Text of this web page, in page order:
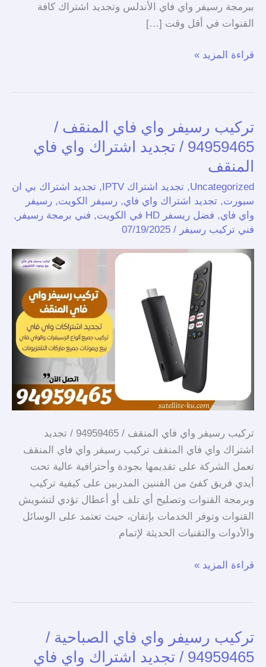
ببرمجة رسيفر واي فاي الأندلس وتجديد اشتراك كافة
القنوات في أقل وقت […]
قراءة المزيد »
تركيب رسيفر واي فاي المنقف /
94959465 / تجديد اشتراك واي فاي
المنقف
Uncategorized
, تجديد اشتراك IPTV , تجديد اشتراك بي ان
سبورت, تجديد اشتراك واي فاي, رسيفر الكويت, رسيفر
واي فاي, فضل ريسفر HD في الكويت , فني برمجة رسيفر ,
فني تركيب رسيفر /
07/19/2025
تركيب رسيفر واي فاي المنقف / 94959465 / تجديد
اشتراك واي فاي المنقف تركيب رسيفر واي فاي المنقف
تعمل الشركة على تقديمها بجودة وأحترافية عالية تحت
أيدي فريق كفئ من الفننين المدربين على كيفية تركيب
وبرمجة القنوات وتصليح أي تلف أو أعطال تؤدي لتشويش
القنوات وتوفر الخدمات بإتقان، حيث تعتمد على الوسائل
والأدوات والتقنيات الحديثة لإتمام
تركيب
رسيفر
واي
فاي
المنقف /
94959465
/
اشتراك
قراءة المزيد »
تركيب رسيفر واي فاي الصباحية /
94959465 / تجديد اشتراك واي فاي
تركيب
رسيفر